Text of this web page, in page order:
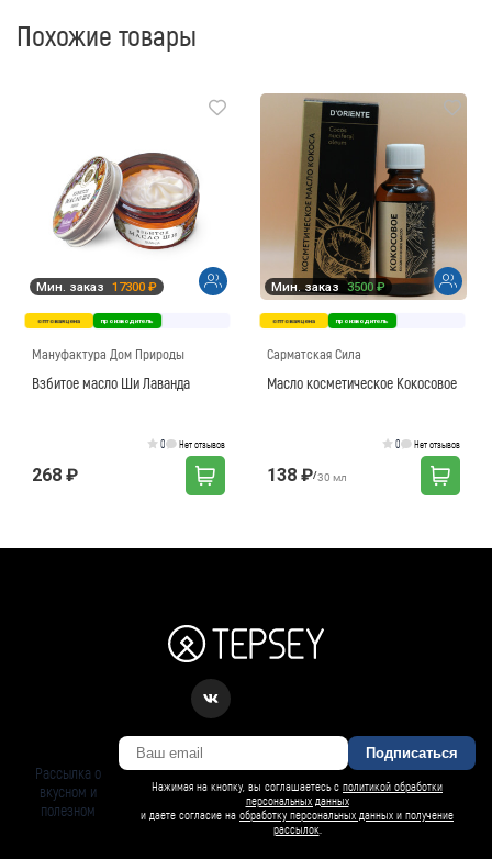
Похожие товары
Мин. заказ 17300 ₽
оптовая цена производитель
Мануфактура Дом Природы
Взбитое масло Ши Лаванда
0 Нет отзывов
268 ₽
Мин. заказ 3500 ₽
оптовая цена производитель
Сарматская Сила
Масло косметическое Кокосовое
0 Нет отзывов
138 ₽/30 мл
Рассылка о
вкусном и
полезном
Подписаться
Нажимая на кнопку, вы соглашаетесь с политикой обработки
персональных данных
и даете согласие на обработку персональных данных и получение
рассылок